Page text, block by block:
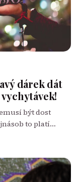
dárek dát
být dost
to platí